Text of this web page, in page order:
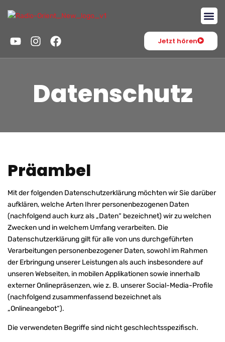
Jetzt hören
Datenschutz
Präambel
Mit der folgenden Datenschutzerklärung möchten wir Sie darüber
aufklären, welche Arten Ihrer personenbezogenen Daten
(nachfolgend auch kurz als „Daten“ bezeichnet) wir zu welchen
Zwecken und in welchem Umfang verarbeiten. Die
Datenschutzerklärung gilt für alle von uns durchgeführten
Verarbeitungen personenbezogener Daten, sowohl im Rahmen
der Erbringung unserer Leistungen als auch insbesondere auf
unseren Webseiten, in mobilen Applikationen sowie innerhalb
externer Onlinepräsenzen, wie z. B. unserer Social-Media-Profile
(nachfolgend zusammenfassend bezeichnet als
„Onlineangebot“).
Die verwendeten Begriffe sind nicht geschlechtsspezifisch.